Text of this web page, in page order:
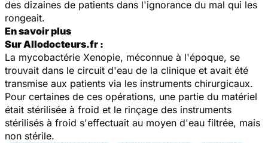
des dizaines de patients dans l'ignorance du mal qui les
rongeait.
En savoir plus
Sur Allodocteurs.fr :
La mycobactérie Xenopie, méconnue à l'époque, se
trouvait dans le circuit d'eau de la clinique et avait été
transmise aux patients via les instruments chirurgicaux.
Pour certaines de ces opérations, une partie du matériel
était stérilisée à froid et le rinçage des instruments
stérilisés à froid s'effectuait au moyen d'eau filtrée, mais
non stérile.